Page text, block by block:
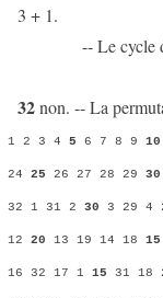
3 + 1.
-- Le cycle de 5
32non. -- La
1 2 3 4 5 6 7 8 9 10
24 25 26 27 28 29 30
32 1 31 2 30 3 29 4
12 20 13 19 14 18 15
16 32 17 1 15 31 18